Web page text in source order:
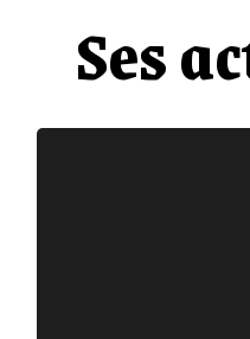
Ses